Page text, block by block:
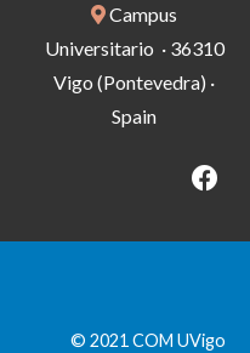
Campus
Universitario · 36310
Vigo (Pontevedra) ·
Spain
© 2021 COM UVigo